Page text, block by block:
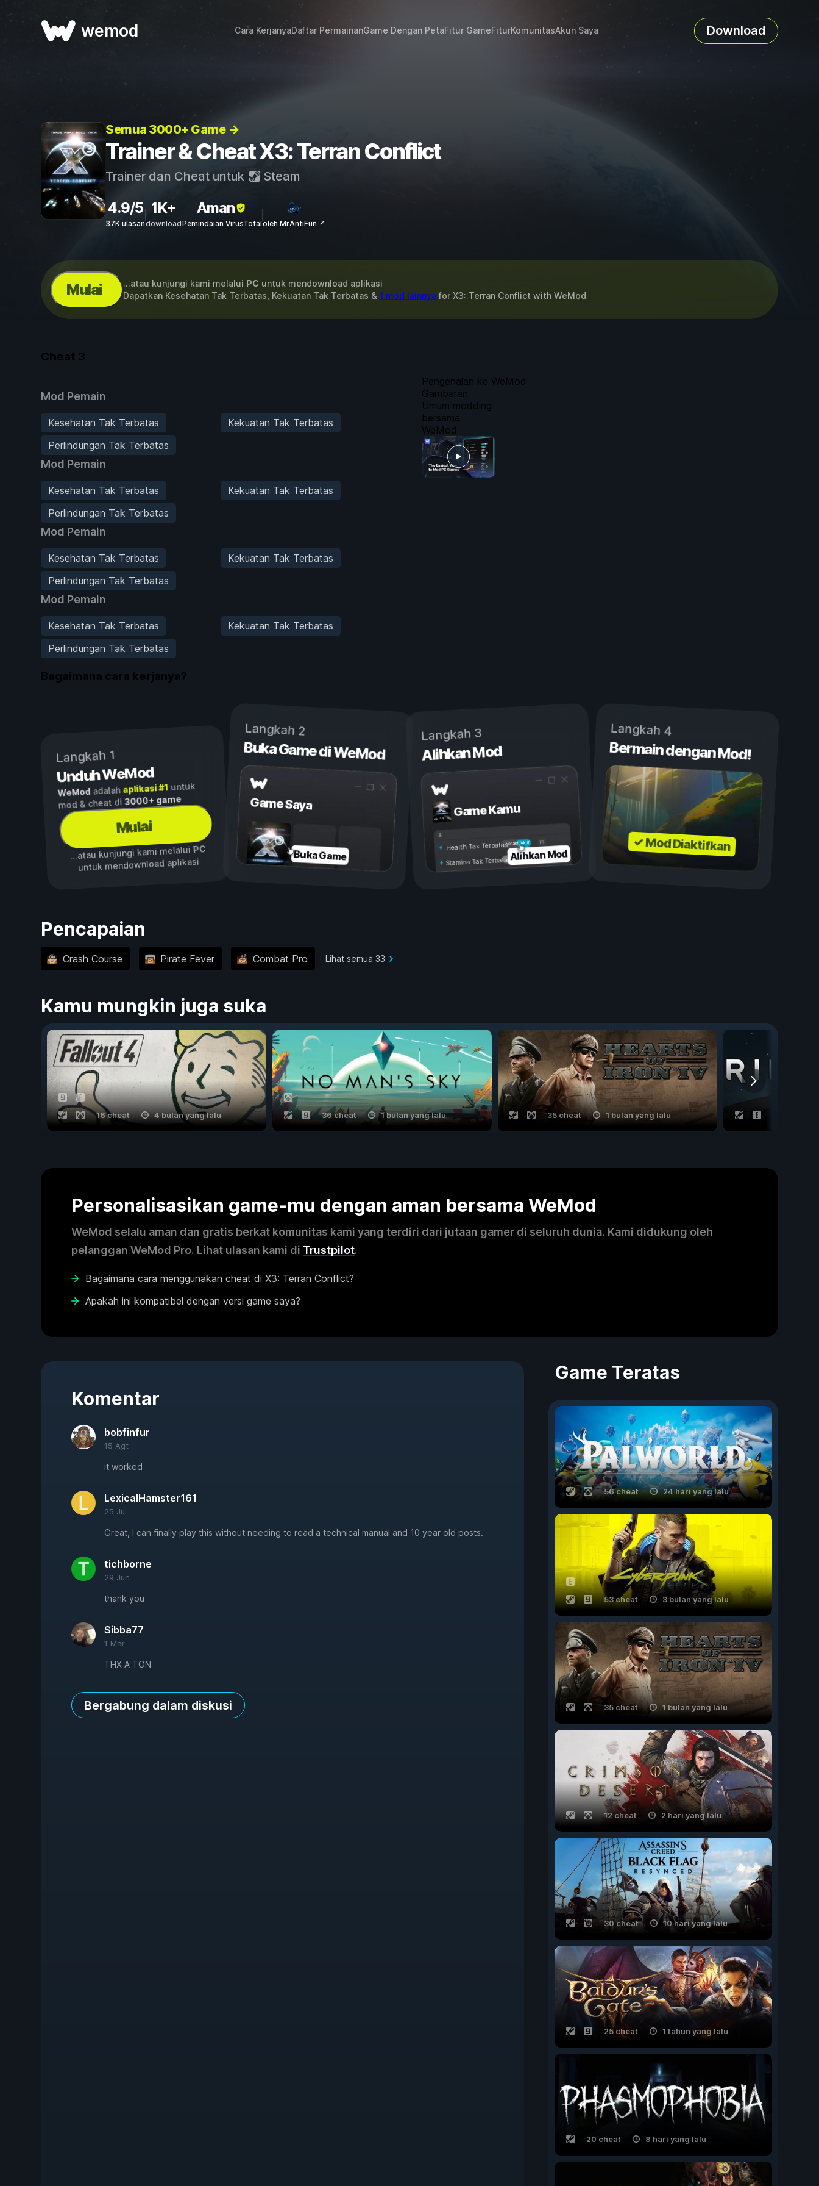
wemod Cara KerjanyaDaftar PermainanGame Dengan PetaFitur GameFiturKomunitasAkun Saya Download
Semua 3000+ Game →
Trainer & Cheat X3: Terran Conflict
Trainer dan Cheat untuk Steam
4.9/5
37K ulasan
1K+
download
Aman
Pemindaian VirusTotaloleh MrAntiFun ↗
Mulai ...atau kunjungi kami melalui PC untuk mendownload aplikasi
Dapatkan Kesehatan Tak Terbatas, Kekuatan Tak Terbatas & 1 mod lainnyafor X3: Terran Conflict with WeMod
Cheat 3
Mod Pemain
Kesehatan Tak Terbatas
Kekuatan Tak Terbatas
Perlindungan Tak Terbatas
Mod Pemain
Kesehatan Tak Terbatas
Kekuatan Tak Terbatas
Perlindungan Tak Terbatas
Mod Pemain
Kesehatan Tak Terbatas
Kekuatan Tak Terbatas
Perlindungan Tak Terbatas
Mod Pemain
Kesehatan Tak Terbatas
Kekuatan Tak Terbatas
Perlindungan Tak Terbatas
Pengenalan ke WeMod
Gambaran
Umum modding
bersama
WeMod
Bagaimana cara kerjanya?
Langkah 1
Unduh WeMod
WeMod adalah aplikasi #1untuk
mod & cheat di3000+ game
Mulai
...atau kunjungi kami melalui PC
untuk mendownload aplikasi
Langkah 2
Buka Game di WeMod
Game Saya
Buka Game
Langkah 3
Alihkan Mod
Game Kamu
Aktif
Nonaktif
Health Tak Terbatas
Stamina Tak TerbatasAlihkan Mod
Langkah 4
Bermain dengan Mod!
✓ Mod Diaktifkan
Pencapaian
Crash Course Pirate Fever Combat Pro Lihat semua 33
Kamu mungkin juga suka
16 cheat 4 bulan yang lalu 36 cheat 1 bulan yang lalu 35 cheat 1 bulan yang lalu
Personalisasikan game-mu dengan aman bersama WeMod
WeMod selalu aman dan gratis berkat komunitas kami yang terdiri dari jutaan gamer di seluruh dunia. Kami didukung oleh
pelanggan WeMod Pro. Lihat ulasan kami di Trustpilot.
Bagaimana cara menggunakan cheat di X3: Terran Conflict?
Apakah ini kompatibel dengan versi game saya?
Komentar
bobfinfur
15 Agt
it worked
LexicalHamster161
25 Jul
Great, I can finally play this without needing to read a technical manual and 10 year old posts.
tichborne
29 Jun
thank you
Sibba77
1 Mar
THX A TON
Bergabung dalam diskusi
Game Teratas
56 cheat 24 hari yang lalu
53 cheat 3 bulan yang lalu
35 cheat 1 bulan yang lalu
12 cheat 2 hari yang lalu
30 cheat 10 hari yang lalu
25 cheat 1 tahun yang lalu
20 cheat 8 hari yang lalu